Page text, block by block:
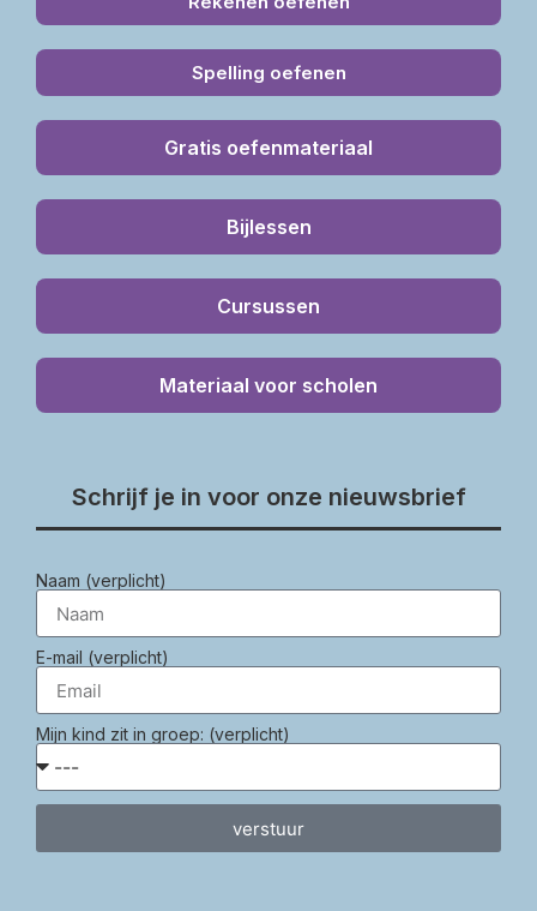
Spelling oefenen
Gratis oefenmateriaal
Bijlessen
Cursussen
Materiaal voor scholen
Schrijf je in voor onze nieuwsbrief
Naam (verplicht)
E-mail (verplicht)
Mijn kind zit in groep: (verplicht)
verstuur